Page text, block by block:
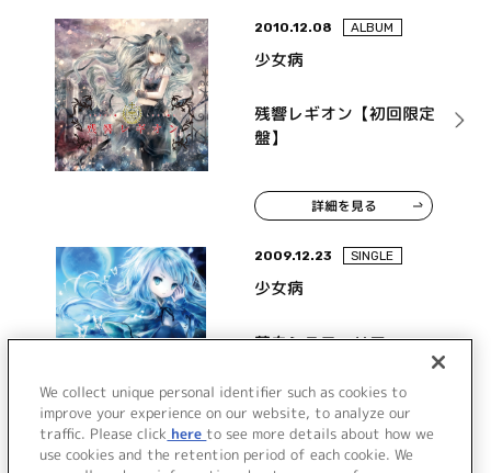
2010.12.08 ALBUM
少女病
残響レギオン【初回限定
盤】
詳細を見る
2009.12.23 SINGLE
少女病
蒼白シスフェリア
詳細を見る
We collect unique personal identifier such as cookies to
improve your experience on our website, to analyze our
traffic. Please click here to see more details about how we
use cookies and the retention period of each cookie. We